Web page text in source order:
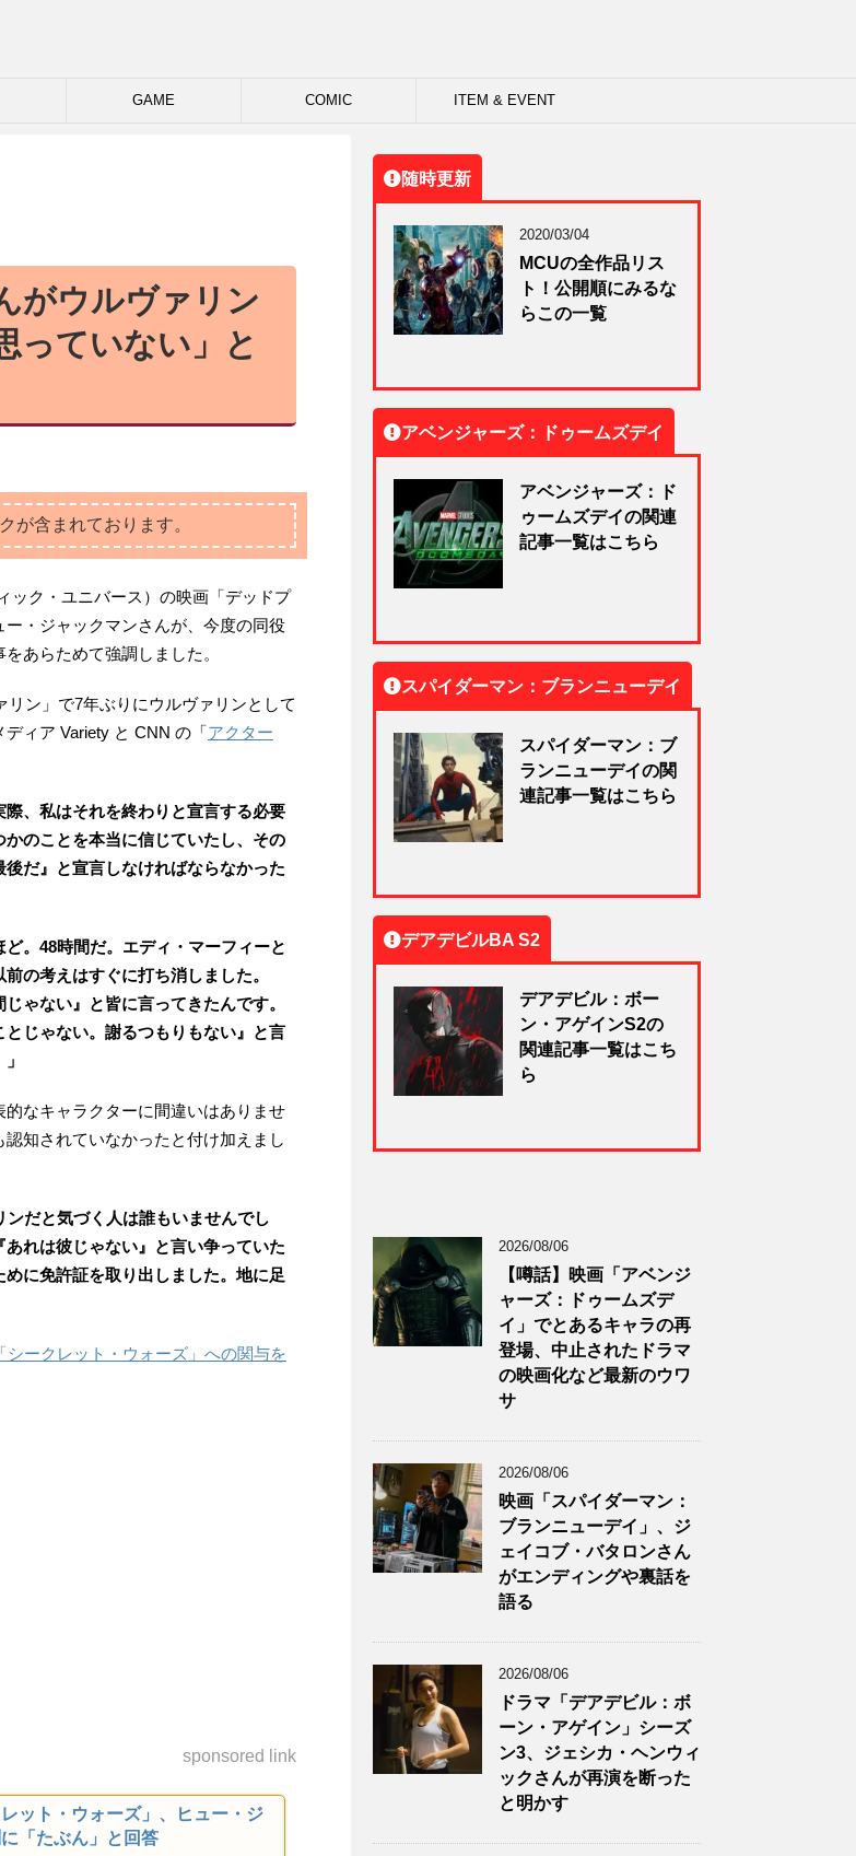
GAME COMIC ITEM & EVENT
がウルヴァリン
っていない」と
が含まれております。
ック・ユニバース）の映画「デッドプ
・ジャックマンさんが、今度の同役
あらためて強調しました。
ン」で7年ぶりにウルヴァリンとして
ィア Variety と CNN の「 アクター
際、私はそれを終わりと宣言する必要
のことを本当に信じていたし、その
だ』と宣言しなければならなかった
。48時間だ。エディ・マーフィーと
の考えはすぐに打ち消しました。
ゃない』と皆に言ってきたんです。
じゃない。謝るつもりもない』と言
なキャラクターに間違いはありませ
知されていなかったと付け加えまし
ンだと気づく人は誰もいませんでし
れは彼じゃない』と言い争っていた
に免許証を取り出しました。地に足
「シークレット・ウォーズ」への関与を
sponsored link
ット・ウォーズ」、ヒュー・ジ
「たぶん」と回答
随時更新
2020/03/04
MCUの全作品リス
ト！公開順にみるな
らこの一覧
アベンジャーズ：ドゥームズデイ
アベンジャーズ：ド
ゥームズデイの関連
記事一覧はこちら
スパイダーマン：ブランニューデイ
スパイダーマン：ブ
ランニューデイの関
連記事一覧はこちら
デアデビルBA S2
デアデビル：ボー
ン・アゲインS2の
関連記事一覧はこち
ら
2026/08/06
【噂話】映画「アベンジ
ャーズ：ドゥームズデ
イ」でとあるキャラの再
登場、中止されたドラマ
の映画化など最新のウワ
サ
2026/08/06
映画「スパイダーマン：
ブランニューデイ」、ジ
ェイコブ・バタロンさん
がエンディングや裏話を
語る
2026/08/06
ドラマ「デアデビル：ボ
ーン・アゲイン」シーズ
ン3、ジェシカ・ヘンウィ
ックさんが再演を断った
と明かす